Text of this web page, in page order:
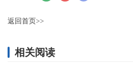
返回首页>>
相关阅读